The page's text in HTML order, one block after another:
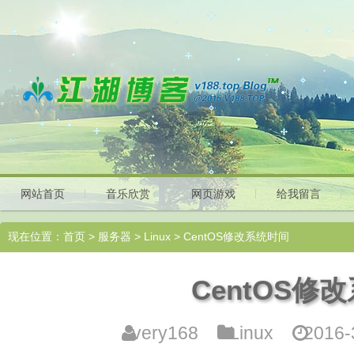
网站首页 音乐欣赏 网页游戏 给我留言
现在位置： 首页 > 服务器 > Linux > CentOS修改系统时间
CentOS修
very168 Linux